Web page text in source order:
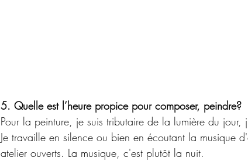
5. Quelle est l’heure propice pour composer, peindre?
Pour la peinture, je suis tributaire de la lumière du jour,
Je travaille en silence ou bien en écoutant la musique
atelier ouverts. La musique, c'est plutôt la nuit.